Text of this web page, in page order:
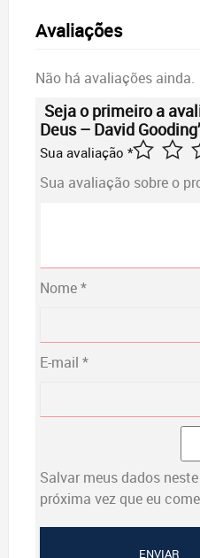
Avaliações
Não há avaliações ainda.
Seja o primeiro a
Deus – David
Sua avaliação *
Sua avaliação sobre o
Nome*
E-mail *
Salvar meus dados
próxima vez que eu